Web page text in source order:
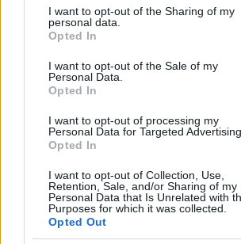
not limited to your visit or usage behaviour.
grant or deny consent to Google and its
use your data for below specified purposes
consent section.
I want to opt-out of the Sharing of my
personal data.
Opted In
I want to opt-out of the Sale of my
Personal Data.
Opted In
I want to opt-out of processing my
Personal Data for Targeted Advertising.
Opted In
I want to opt-out of Collection, Use,
Retention, Sale, and/or Sharing of my
Personal Data that Is Unrelated with
Purposes for which it was collected.
Opted Out
Összefoglalva: Az élet objektív
szubjektív értelmet érdemes, mint
kettőt összekeverni nem helyes. A
megkeresése azonban nem a világ
jelenti, hanem csupán önmagunk
nem is különösebben pszichológiai
kérdés, mert nem egy általános
érzelmeinket őszintén
Elfogadjuk azt, hogy bizonyos
bizonyos módon értékeljük a
bizonyos célokat jelentenek, ez így